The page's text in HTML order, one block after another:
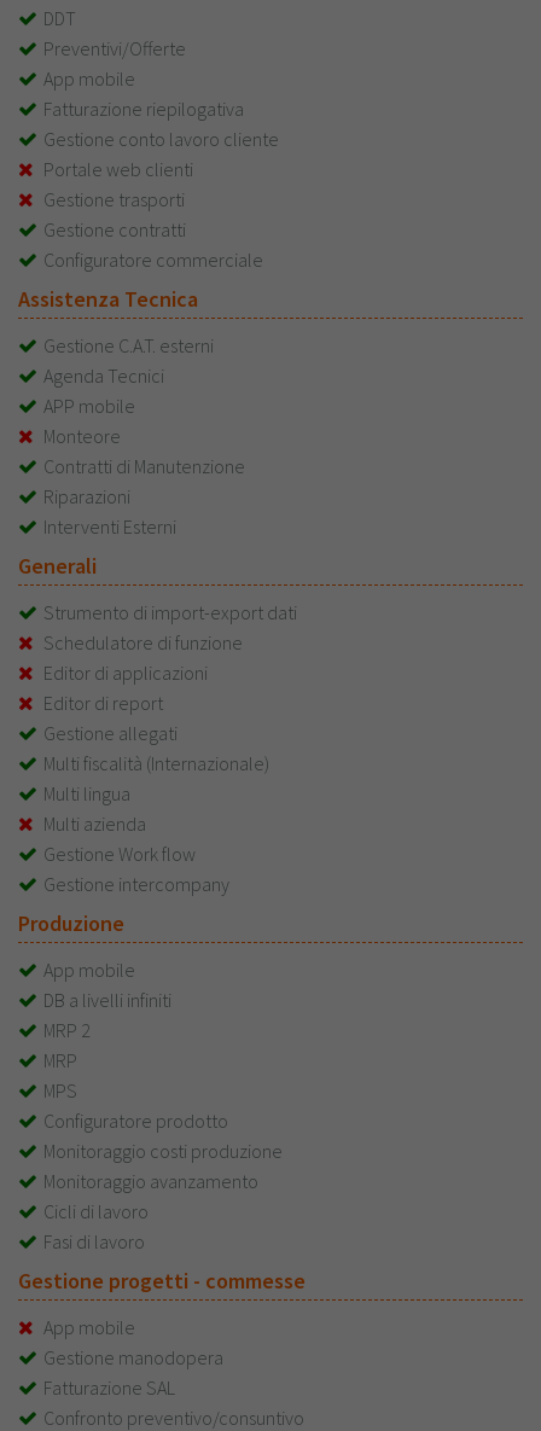
DDT
Preventivi/Offerte
App mobile
Fatturazione riepilogativa
Gestione conto lavoro cliente
Portale web clienti
Gestione trasporti
Gestione contratti
Configuratore commerciale
Assistenza Tecnica
Gestione C.A.T. esterni
Agenda Tecnici
APP mobile
Monteore
Contratti di Manutenzione
Riparazioni
Interventi Esterni
Generali
Strumento di import-export dati
Schedulatore di funzione
Editor di applicazioni
Editor di report
Gestione allegati
Multi fiscalità (Internazionale)
Multi lingua
Multi azienda
Gestione Work flow
Gestione intercompany
Produzione
App mobile
DB a livelli infiniti
MRP 2
MRP
MPS
Configuratore prodotto
Monitoraggio costi produzione
Monitoraggio avanzamento
Cicli di lavoro
Fasi di lavoro
Gestione progetti - commesse
App mobile
Gestione manodopera
Fatturazione SAL
Confronto preventivo/consuntivo